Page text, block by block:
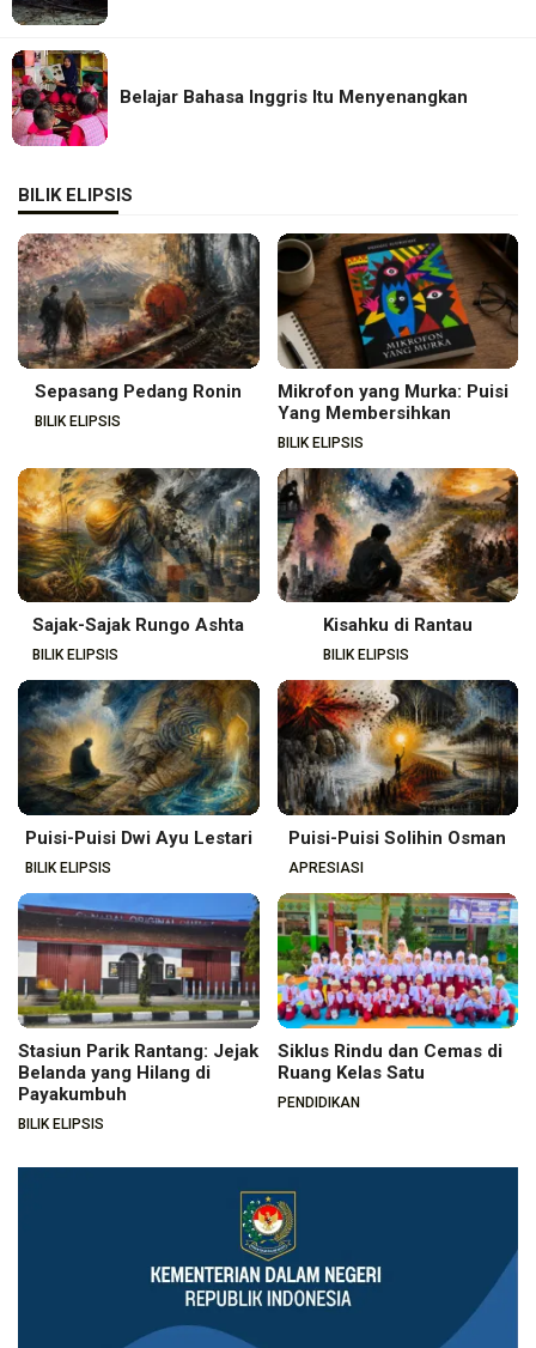
Belajar Bahasa Inggris Itu Menyenangkan
BILIK ELIPSIS
Sepasang Pedang Ronin
BILIK ELIPSIS
Mikrofon yang Murka: Puisi
Yang Membersihkan
BILIK ELIPSIS
Sajak-Sajak Rungo Ashta
BILIK ELIPSIS
Kisahku di Rantau
BILIK ELIPSIS
Puisi-Puisi Dwi Ayu Lestari
BILIK ELIPSIS
Puisi-Puisi Solihin Osman
APRESIASI
Stasiun Parik Rantang: Jejak
Belanda yang Hilang di
Payakumbuh
BILIK ELIPSIS
Siklus Rindu dan Cemas di
Ruang Kelas Satu
PENDIDIKAN